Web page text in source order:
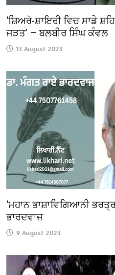
‘ਸ਼ਿਅਰੋ-ਸ਼ਾਇਰੀ ਵਿਚ ਸਾਡੇ
ਜੜਤ’ — ਬਲਬੀਰ ਸਿੰਘ ਕੰਵਲ
13 August 2023
‘ਮਹਾਨ ਭਾਸ਼ਾਵਿਗਿਆਨੀ
ਭਾਰਦਵਾਜ
9 August 2023